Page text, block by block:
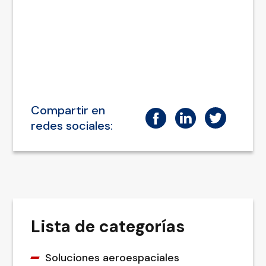
Compartir en
redes sociales:
Lista de categorías
Soluciones aeroespaciales